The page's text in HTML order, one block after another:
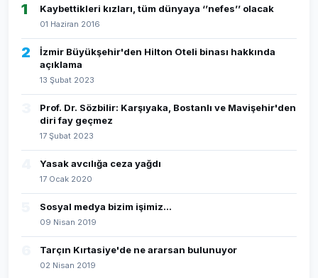
1 Kaybettikleri kızları, tüm dünyaya ‘’nefes’’ olacak
01 Haziran 2016
2
İzmir Büyükşehir'den Hilton Oteli binası hakkında
açıklama
13 Şubat 2023
Prof. Dr. Sözbilir: Karşıyaka, Bostanlı ve Mavişehir'den
diri fay geçmez
17 Şubat 2023
Yasak avcılığa ceza yağdı
17 Ocak 2020
Sosyal medya bizim işimiz...
09 Nisan 2019
Tarçın Kırtasiye'de ne ararsan bulunuyor
02 Nisan 2019